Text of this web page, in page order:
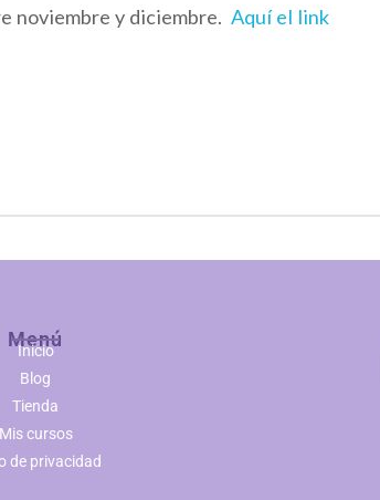
noviembre y diciembre. Aquí el link
Menú
Inicio
Blog
Tienda
Mis cursos
de privacidad